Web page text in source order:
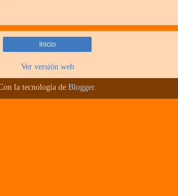
Inicio
Ver versión web
la tecnología de Blogger.